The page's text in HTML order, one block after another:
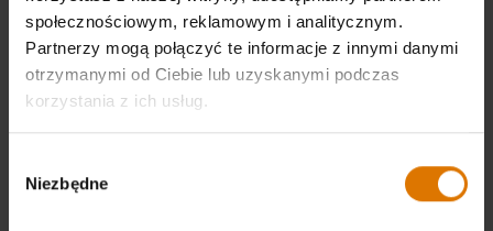
społecznościowym, reklamowym i analitycznym.
Partnerzy mogą połączyć te informacje z innymi danymi
otrzymanymi od Ciebie lub uzyskanymi podczas
korzystania z ich usług.
zgody
Niezbędne